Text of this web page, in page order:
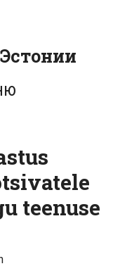
teenuse